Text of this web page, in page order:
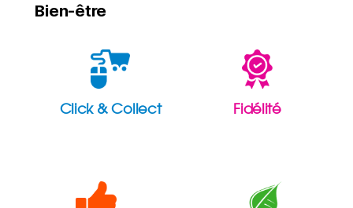
Bien-être
Click & Collect Fidélité